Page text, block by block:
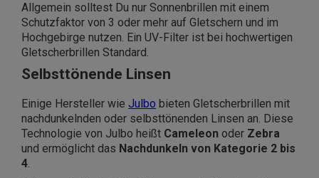
Allgemein solltest Du nur Sonnenbrillen mit einem
Schutzfaktor von 3 oder mehr auf Gletschern und im
Hochgebirge nutzen. Ein UV-Filter ist bei hochwertigen
Gletscherbrillen Standard.
Selbsttönende Linsen
Einige Hersteller wie Julbo bieten Gletscherbrillen mit
nachdunkelnden oder selbsttönenden Linsen an. Diese
Technologie von Julbo heißt Cameleon oder Zebra
und ermöglicht das Nachdunkeln von Kategorie 2 bis
4.